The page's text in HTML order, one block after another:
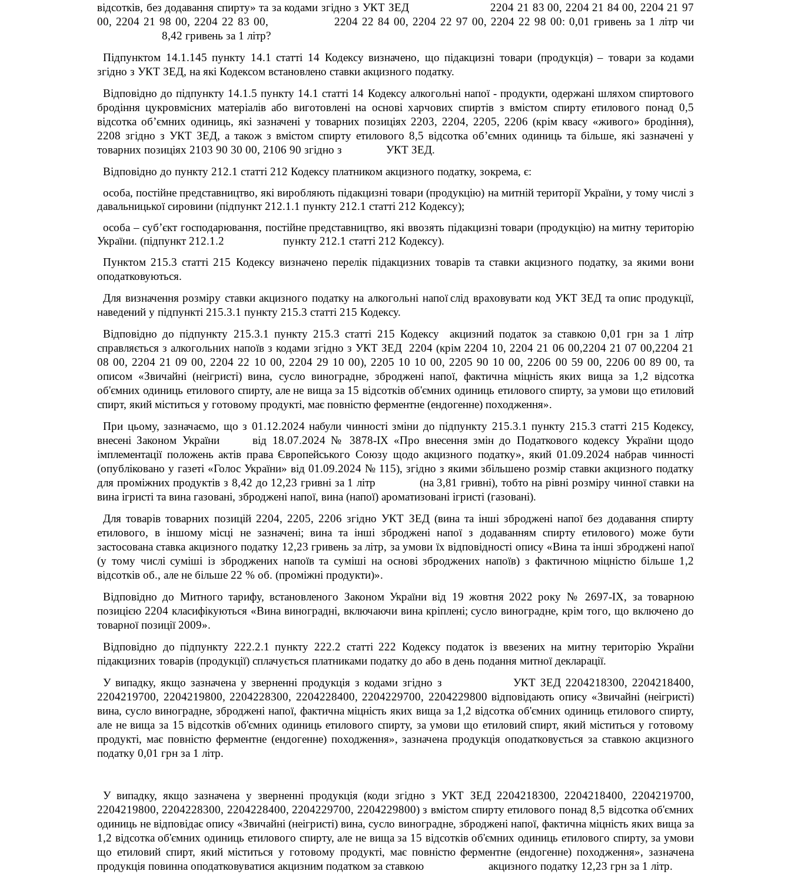
відсотків, без додавання спирту» та за кодами згідно з УКТ ЗЕД
2204 21 83 00, 2204 21 84 00, 2204 21 97
00, 2204 21 98 00, 2204 22 83 00, 2204 22 84 00, 2204 22 97 00, 2204 22 98 00: 0,01 гривень за 1 літр чи
8,42 гривень за 1 літр?
Підпунктом 14.1.145 пункту 14.1 статті 14 Кодексу визначено, що підакцизні товари (продукція) – товари за кодами
згідно з УКТ ЗЕД, на які Кодексом встановлено ставки акцизного податку.
Відповідно до підпункту 14.1.5 пункту 14.1 статті 14 Кодексу алкогольні напої - продукти, одержані шляхом спиртового
бродіння цукровмісних матеріалів або виготовлені на основі харчових спиртів з вмістом спирту етилового понад 0,5
відсотка об’ємних одиниць, які зазначені у товарних позиціях 2203, 2204, 2205, 2206 (крім квасу «живого» бродіння),
2208 згідно з УКТ ЗЕД, а також з вмістом спирту етилового 8,5 відсотка об’ємних одиниць та більше, які зазначені у
товарних позиціях 2103 90 30 00, 2106 90 згідно з УКТ ЗЕД.
Відповідно до пункту 212.1 статті 212 Кодексу платником акцизного податку, зокрема, є:
особа, постійне представництво, які виробляють підакцизні товари (продукцію) на митній території України, у тому числі з
давальницької сировини (підпункт 212.1.1 пункту 212.1 статті 212 Кодексу);
особа – суб’єкт господарювання, постійне представництво, які ввозять підакцизні товари (продукцію) на митну територію
України. (підпункт 212.1.2 пункту 212.1 статті 212 Кодексу).
Пунктом 215.3 статті 215 Кодексу визначено перелік підакцизних товарів та ставки акцизного податку, за якими вони
оподатковуються.
Для визначення розміру ставки акцизного податку на алкогольні напої слід враховувати код УКТ ЗЕД та опис продукції,
наведений у підпункті 215.3.1 пункту 215.3 статті 215 Кодексу.
Відповідно до підпункту 215.3.1 пункту 215.3 статті 215 Кодексу акцизний податок за ставкою 0,01 грн за 1 літр
справляється з алкогольних напоїв з кодами згідно з УКТ ЗЕД 2204 (крім 2204 10, 2204 21 06 00,2204 21 07 00,2204 21
08 00, 2204 21 09 00, 2204 22 10 00, 2204 29 10 00), 2205 10 10 00, 2205 90 10 00, 2206 00 59 00, 2206 00 89 00, та
описом «Звичайні (неігристі) вина, сусло виноградне, зброджені напої, фактична міцність яких вища за 1,2 відсотка
об'ємних одиниць етилового спирту, але не вища за 15 відсотків об'ємних одиниць етилового спирту, за умови що етиловий
спирт, який міститься у готовому продукті, має повністю ферментне (ендогенне) походження».
При цьому, зазначаємо, що з 01.12.2024 набули чинності зміни до підпункту 215.3.1 пункту 215.3 статті 215 Кодексу,
внесені Законом України від 18.07.2024 № 3878-ІХ «Про внесення змін до Податкового кодексу України щодо
імплементації положень актів права Європейського Союзу щодо акцизного податку», який 01.09.2024 набрав чинності
(опубліковано у газеті «Голос України» від 01.09.2024 № 115), згідно з якими збільшено розмір ставки акцизного податку
для проміжних продуктів з 8,42 до 12,23 гривні за 1 літр (на 3,81 гривні), тобто на рівні розміру чинної ставки на
вина ігристі та вина газовані, зброджені напої, вина (напої) ароматизовані ігристі (газовані).
Для товарів товарних позицій 2204, 2205, 2206 згідно УКТ ЗЕД(вина та інші зброджені напої без додавання спирту
етилового, в іншому місці не зазначені; вина та інші зброджені напої з додаванням спирту етилового) може бути
застосована ставка акцизного податку 12,23 гривень за літр, за умови їх відповідності опису «Вина та інші зброджені напої
(у тому числі суміші із зброджених напоїв та суміші на основі зброджених напоїв) з фактичною міцністю більше 1,2
відсотків об., але не більше 22 % об. (проміжні продукти)».
Відповідно до Митного тарифу, встановленого Законом України від 19 жовтня 2022 року № 2697-IX, за товарною
позицією 2204 класифікуються «Вина виноградні, включаючи вина кріплені; сусло виноградне, крім того, що включено до
товарної позиції 2009».
Відповідно до підпункту 222.2.1пункту 222.2 статті 222 Кодексу податок із ввезених на митну територію України
підакцизних товарів (продукції) сплачується платниками податку до або в день подання митної декларації.
У випадку, якщо зазначена у зверненні продукція з кодами згідно з УКТ ЗЕД 2204218300, 2204218400,
2204219700, 2204219800, 2204228300, 2204228400, 2204229700, 2204229800 відповідають опису «Звичайні (неігристі)
вина, сусло виноградне, зброджені напої, фактична міцність яких вища за 1,2 відсотка об'ємних одиниць етилового спирту,
але не вища за 15 відсотків об'ємних одиниць етилового спирту, за умови що етиловий спирт, який міститься у готовому
продукті, має повністю ферментне (ендогенне) походження», зазначена продукція оподатковується за ставкою акцизного
податку 0,01 грн за 1 літр.
У випадку, якщо зазначена у зверненні продукція (коди згідно з УКТ ЗЕД 2204218300, 2204218400, 2204219700,
2204219800, 2204228300, 2204228400, 2204229700, 2204229800) з вмістом спирту етилового понад 8,5 відсотка об'ємних
одиниць не відповідає опису «Звичайні (неігристі) вина, сусло виноградне, зброджені напої, фактична міцність яких вища за
1,2 відсотка об'ємних одиниць етилового спирту, але не вища за 15 відсотків об'ємних одиниць етилового спирту, за умови
що етиловий спирт, який міститься у готовому продукті, має повністю ферментне (ендогенне) походження», зазначена
продукція повинна оподатковуватися акцизним податком за ставкою акцизного податку 12,23 грн за 1 літр.